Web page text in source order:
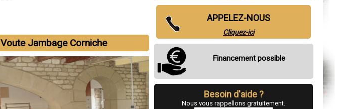
Voute Jambage Corniche
APPELEZ-NOUS
Cliquez-ici
Financement possible
Besoin d'aide ?
Nous vous rappellons gratuitement.